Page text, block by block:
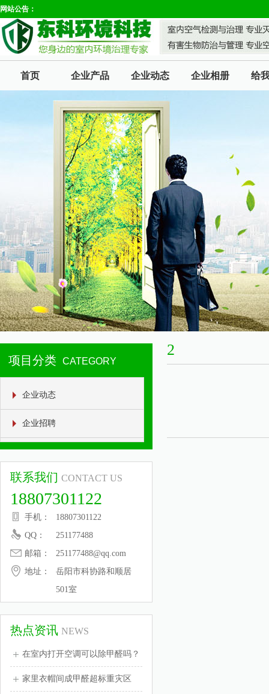
网站公告：
首页 企业产品 企业动态 企业相册 给
项目分类 CATEGORY
企业动态
企业招聘
联系我们 CONTACT US
18807301122
手机：
18807301122
QQ：
251177488
邮箱：
251177488@qq.com
地址：
岳阳市科协路和顺居
501室
热点资讯 NEWS
在室内打开空调可以除甲醛吗？
家里衣帽间成甲醛超标重灾区
2